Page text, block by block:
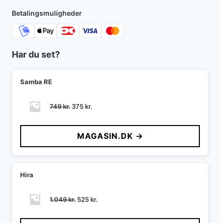
1.000 kr..
Betalingsmuligheder
Har du set?
Samba RE
749kr. Den
pris
var:
749 kr..
375kr.
pris
er:
375 kr..
MAGASIN.DK →
Hira
1.049kr. Den
pris
525kr.
pris